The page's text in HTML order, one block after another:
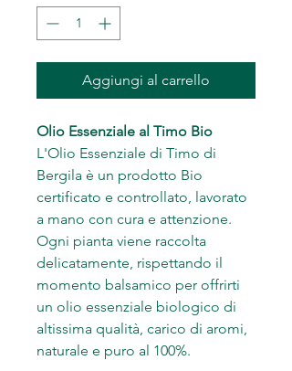
Aggiungi al carrello
Olio Essenziale al Timo Bio
L'Olio Essenziale di Timo di
Bergila è un prodotto Bio
certificato e controllato, lavorato
a mano con cura e attenzione.
Ogni pianta viene raccolta
delicatamente, rispettando il
momento balsamico per offrirti
un olio essenziale biologico di
altissima qualità, carico di aromi,
naturale e puro al 100%.